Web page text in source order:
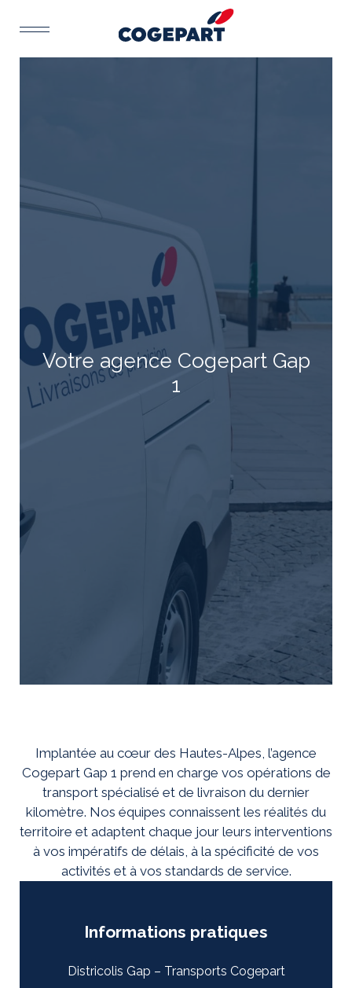
Votre agence Cogepart Gap
1
Implantée au cœur des Hautes-Alpes, l’agence
Cogepart Gap 1 prend en charge vos opérations de
transport spécialisé et de livraison du dernier
kilomètre. Nos équipes connaissent les réalités du
territoire et adaptent chaque jour leurs interventions
à vos impératifs de délais, à la spécificité de vos
activités et à vos standards de service.
Informations pratiques
Districolis Gap – Transports Cogepart